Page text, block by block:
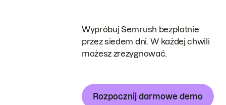
Wypróbuj Semrush bezpłatnie
przez siedem dni. W każdej chwili
możesz zrezygnować.
Rozpocznij darmowe demo